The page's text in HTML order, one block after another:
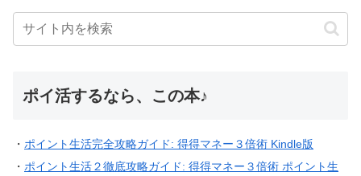
ポイ活するなら、この本♪
・ ポイント生活完全攻略ガイド: 得得マネー３倍術 Kindle版
・ ポイント生活２徹底攻略ガイド: 得得マネー３倍術 ポイント生